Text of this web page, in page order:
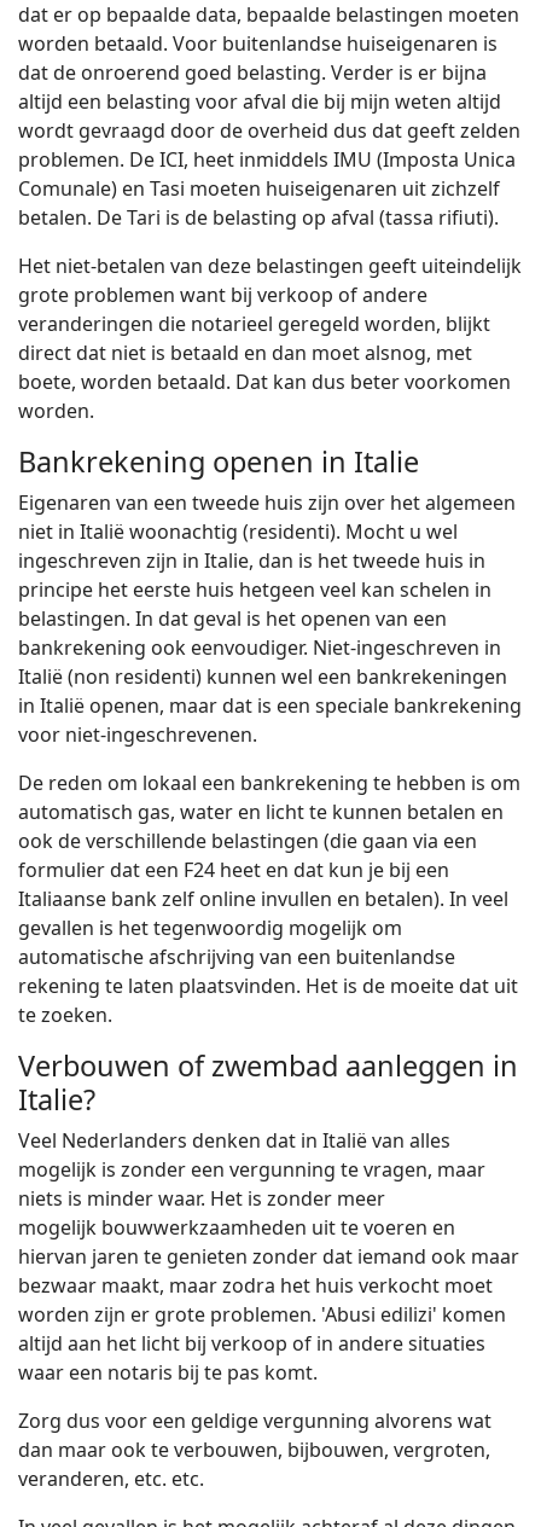
dat er op bepaalde data, bepaalde belastingen moeten
worden betaald. Voor buitenlandse huiseigenaren is
dat de onroerend goed belasting. Verder is er bijna
altijd een belasting voor afval die bij mijn weten altijd
wordt gevraagd door de overheid dus dat geeft zelden
problemen. De ICI, heet inmiddels IMU (Imposta Unica
Comunale) en Tasi moeten huiseigenaren uit zichzelf
betalen. De Tari is de belasting op afval (tassa rifiuti).
Het niet-betalen van deze belastingen geeft uiteindelijk
grote problemen want bij verkoop of andere
veranderingen die notarieel geregeld worden, blijkt
direct dat niet is betaald en dan moet alsnog, met
boete, worden betaald. Dat kan dus beter voorkomen
worden.
Bankrekening openen in Italie
Eigenaren van een tweede huis zijn over het algemeen
niet in Italië woonachtig (residenti). Mocht u wel
ingeschreven zijn in Italie, dan is het tweede huis in
principe het eerste huis hetgeen veel kan schelen in
belastingen. In dat geval is het openen van een
bankrekening ook eenvoudiger. Niet-ingeschreven in
Italië (non residenti) kunnen wel een bankrekeningen
in Italië openen, maar dat is een speciale bankrekening
voor niet-ingeschrevenen.
De reden om lokaal een bankrekening te hebben is om
automatisch gas, water en licht te kunnen betalen en
ook de verschillende belastingen (die gaan via een
formulier dat een F24 heet en dat kun je bij een
Italiaanse bank zelf online invullen en betalen). In veel
gevallen is het tegenwoordig mogelijk om
automatische afschrijving van een buitenlandse
rekening te laten plaatsvinden. Het is de moeite dat uit
te zoeken.
Verbouwen of zwembad aanleggen in
Italie?
Veel Nederlanders denken dat in Italië van alles
mogelijk is zonder een vergunning te vragen, maar
niets is minder waar. Het is zonder meer
mogelijk bouwwerkzaamheden uit te voeren en
hiervan jaren te genieten zonder dat iemand ook maar
bezwaar maakt, maar zodra het huis verkocht moet
worden zijn er grote problemen. 'Abusi edilizi' komen
altijd aan het licht bij verkoop of in andere situaties
waar een notaris bij te pas komt.
Zorg dus voor een geldige vergunning alvorens wat
dan maar ook te verbouwen, bijbouwen, vergroten,
veranderen, etc. etc.